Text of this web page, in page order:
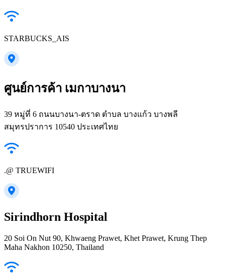
STARBUCKS_AIS
ศูนย์การค้า เมกาบางนา
39 หมู่ที่ 6 ถนนบางนา-ตราด ตำบล บางแก้ว บางพลี
สมุทรปราการ 10540 ประเทศไทย
.@ TRUEWIFI
Sirindhorn Hospital
20 Soi On Nut 90, Khwaeng Prawet, Khet Prawet, Krung Thep
Maha Nakhon 10250, Thailand